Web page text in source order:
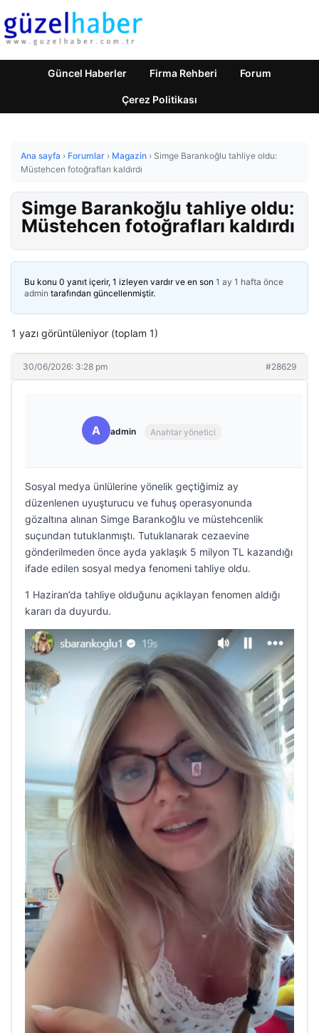
Güncel Haberler Firma Rehberi Forum
Çerez Politikası
Ana sayfa › Forumlar › Magazin › Simge Barankoğlu tahliye oldu:
Müstehcen fotoğrafları kaldırdı
Simge Barankoğlu tahliye oldu:
Müstehcen fotoğrafları kaldırdı
Bu konu 0 yanıt içerir, 1 izleyen vardır ve en son 1 ay 1 hafta önce
admin tarafından güncellenmiştir.
1 yazı görüntüleniyor (toplam 1)
30/06/2026: 3:28 pm #28629
A admin Anahtar yönetici
Sosyal medya ünlülerine yönelik geçtiğimiz ay
düzenlenen uyuşturucu ve fuhuş operasyonunda
gözaltına alınan Simge Barankoğlu ve müstehcenlik
suçundan tutuklanmıştı. Tutuklanarak cezaevine
gönderilmeden önce ayda yaklaşık 5 milyon TL kazandığı
ifade edilen sosyal medya fenomeni tahliye oldu.
1 Haziran’da tahliye olduğunu açıklayan fenomen aldığı
kararı da duyurdu.